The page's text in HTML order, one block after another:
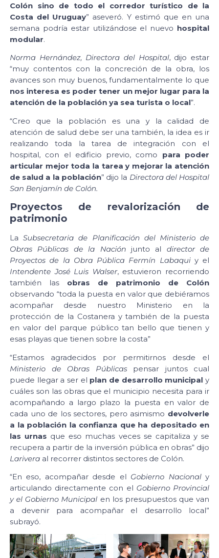
Colón sino de todo el corredor turístico de la
Costa del Uruguay” aseveró. Y estimó que en una
semana podría estar utilizándose el nuevo hospital
modular.
Norma Hernández, Directora del Hospital, dijo estar
“muy contentos con la concreción de la obra, los
avances son muy buenos, fundamentalmente lo que
nos interesa es poder tener un mejor lugar para la
atención de la población ya sea turista o local”.
“Creo que la población es una y la calidad de
atención de salud debe ser una también, la idea es ir
realizando toda la tarea de integración con el
hospital, con el edificio previo, como para poder
articular mejor toda la tarea y mejorar la atención
de salud a la población” dijo la Directora del Hospital
San Benjamín de Colón.
Proyectos de revalorización de
patrimonio
LaSubsecretaria de Planificación del Ministerio de
Obras Públicas de la Nación junto al director de
Proyectos de la Obra Pública Fermín Labaquiy el
Intendente José Luis Walser, estuvieron recorriendo
también las obras de patrimonio de Colón
observando “toda la puesta en valor que debiéramos
acompañar desde nuestro Ministerio en la
protección de la Costanera y también de la puesta
en valor del parque público tan bello que tienen y
esas playas que tienen sobre la costa”
“Estamos agradecidos por permitirnos desde el
Ministerio de Obras Públicaspensar juntos cual
puede llegar a ser el plan de desarrollo municipaly
cuáles son las obras que el municipio necesita para ir
acompañando a largo plazo la puesta en valor de
cada uno de los sectores, pero asimismo devolverle
a la población la confianza que ha depositado en
las urnas que eso muchas veces se capitaliza y se
recupera a partir de la inversión pública en obras” dijo
Larivera al recorrer distintos sectores de Colón.
“En eso, acompañar desde el Gobierno Nacionaly
articulando directamente con el Gobierno Provincial
y el Gobierno Municipal en los presupuestos que van
a devenir para acompañar el desarrollo local”
subrayó.